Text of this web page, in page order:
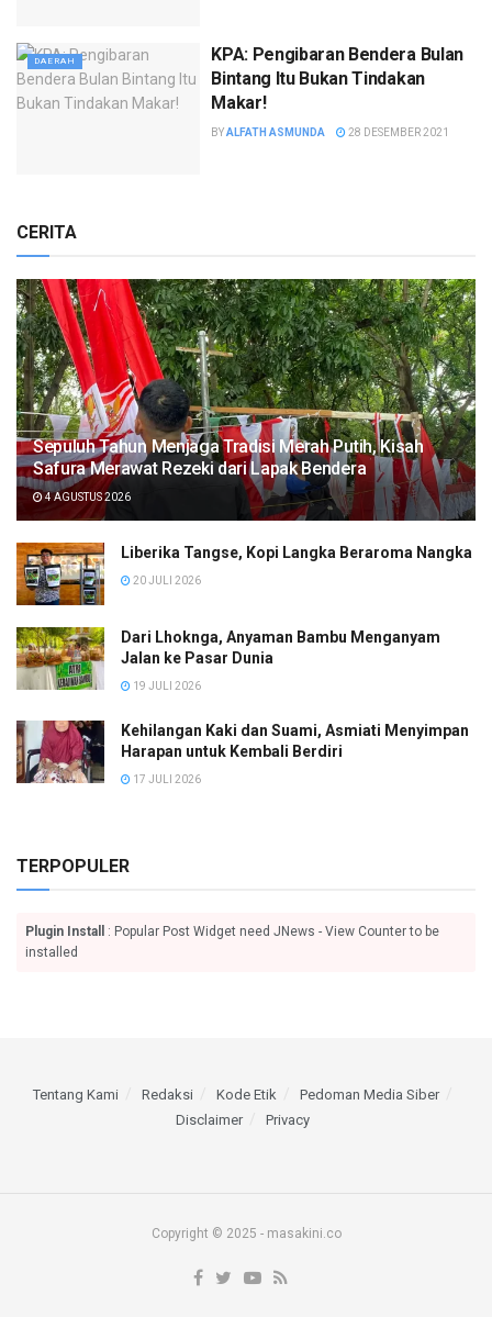
DAERAH
KPA: Pengibaran Bendera Bulan
Bintang Itu Bukan Tindakan
Makar!
BYALFATH ASMUNDA 28 DESEMBER 2021
CERITA
Sepuluh Tahun Menjaga Tradisi Merah Putih, Kisah
Safura Merawat Rezeki dari Lapak Bendera
4 AGUSTUS 2026
Liberika Tangse, Kopi Langka Beraroma Nangka
20 JULI 2026
Dari Lhoknga, Anyaman Bambu Menganyam
Jalan ke Pasar Dunia
19 JULI 2026
Kehilangan Kaki dan Suami, Asmiati Menyimpan
Harapan untuk Kembali Berdiri
17 JULI 2026
TERPOPULER
Plugin Install
: Popular Post Widget need JNews - View Counter to be
installed
Tentang Kami Redaksi Kode Etik
Pedoman Media Siber
Disclaimer
Privacy
Copyright © 2025 - masakini.co